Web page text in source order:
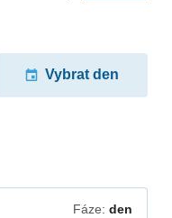
Vybrat den
Fáze: den